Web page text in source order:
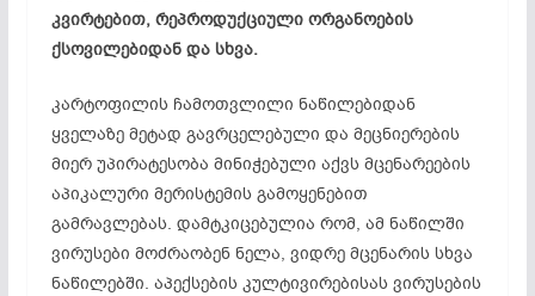
კვირტებით, რეპროდუქციული ორგანოების
ქსოვილებიდან და სხვა.
კარტოფილის ჩამოთვლილი ნაწილებიდან
ყველაზე მეტად გავრცელებული და მეცნიერების
მიერ უპირატესობა მინიჭებული აქვს მცენარეების
აპიკალური მერისტემის გამოყენებით
გამრავლებას. დამტკიცებულია რომ, ამ ნაწილში
ვირუსები მოძრაობენ ნელა, ვიდრე მცენარის სხვა
ნაწილებში. აპექსების კულტივირებისას ვირუსების